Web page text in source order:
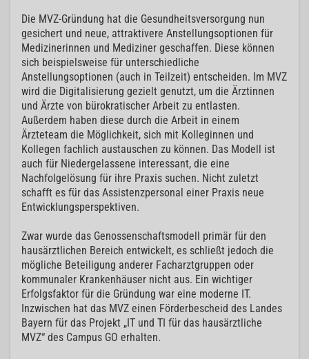
Die MVZ-Gründung hat die Gesundheitsversorgung nun
gesichert und neue, attraktivere Anstellungsoptionen für
Medizinerinnen und Mediziner geschaffen. Diese können
sich beispielsweise für unterschiedliche
Anstellungsoptionen (auch in Teilzeit) entscheiden. Im MVZ
wird die Digitalisierung gezielt genutzt, um die Ärztinnen
und Ärzte von bürokratischer Arbeit zu entlasten.
Außerdem haben diese durch die Arbeit in einem
Ärzteteam die Möglichkeit, sich mit Kolleginnen und
Kollegen fachlich austauschen zu können. Das Modell ist
auch für Niedergelassene interessant, die eine
Nachfolgelösung für ihre Praxis suchen. Nicht zuletzt
schafft es für das Assistenzpersonal einer Praxis neue
Entwicklungsperspektiven.
Zwar wurde das Genossenschaftsmodell primär für den
hausärztlichen Bereich entwickelt, es schließt jedoch die
mögliche Beteiligung anderer Facharztgruppen oder
kommunaler Krankenhäuser nicht aus. Ein wichtiger
Erfolgsfaktor für die Gründung war eine moderne IT.
Inzwischen hat das MVZ einen Förderbescheid des Landes
Bayern für das Projekt „IT und TI für das hausärztliche
MVZ“ des Campus GO erhalten.